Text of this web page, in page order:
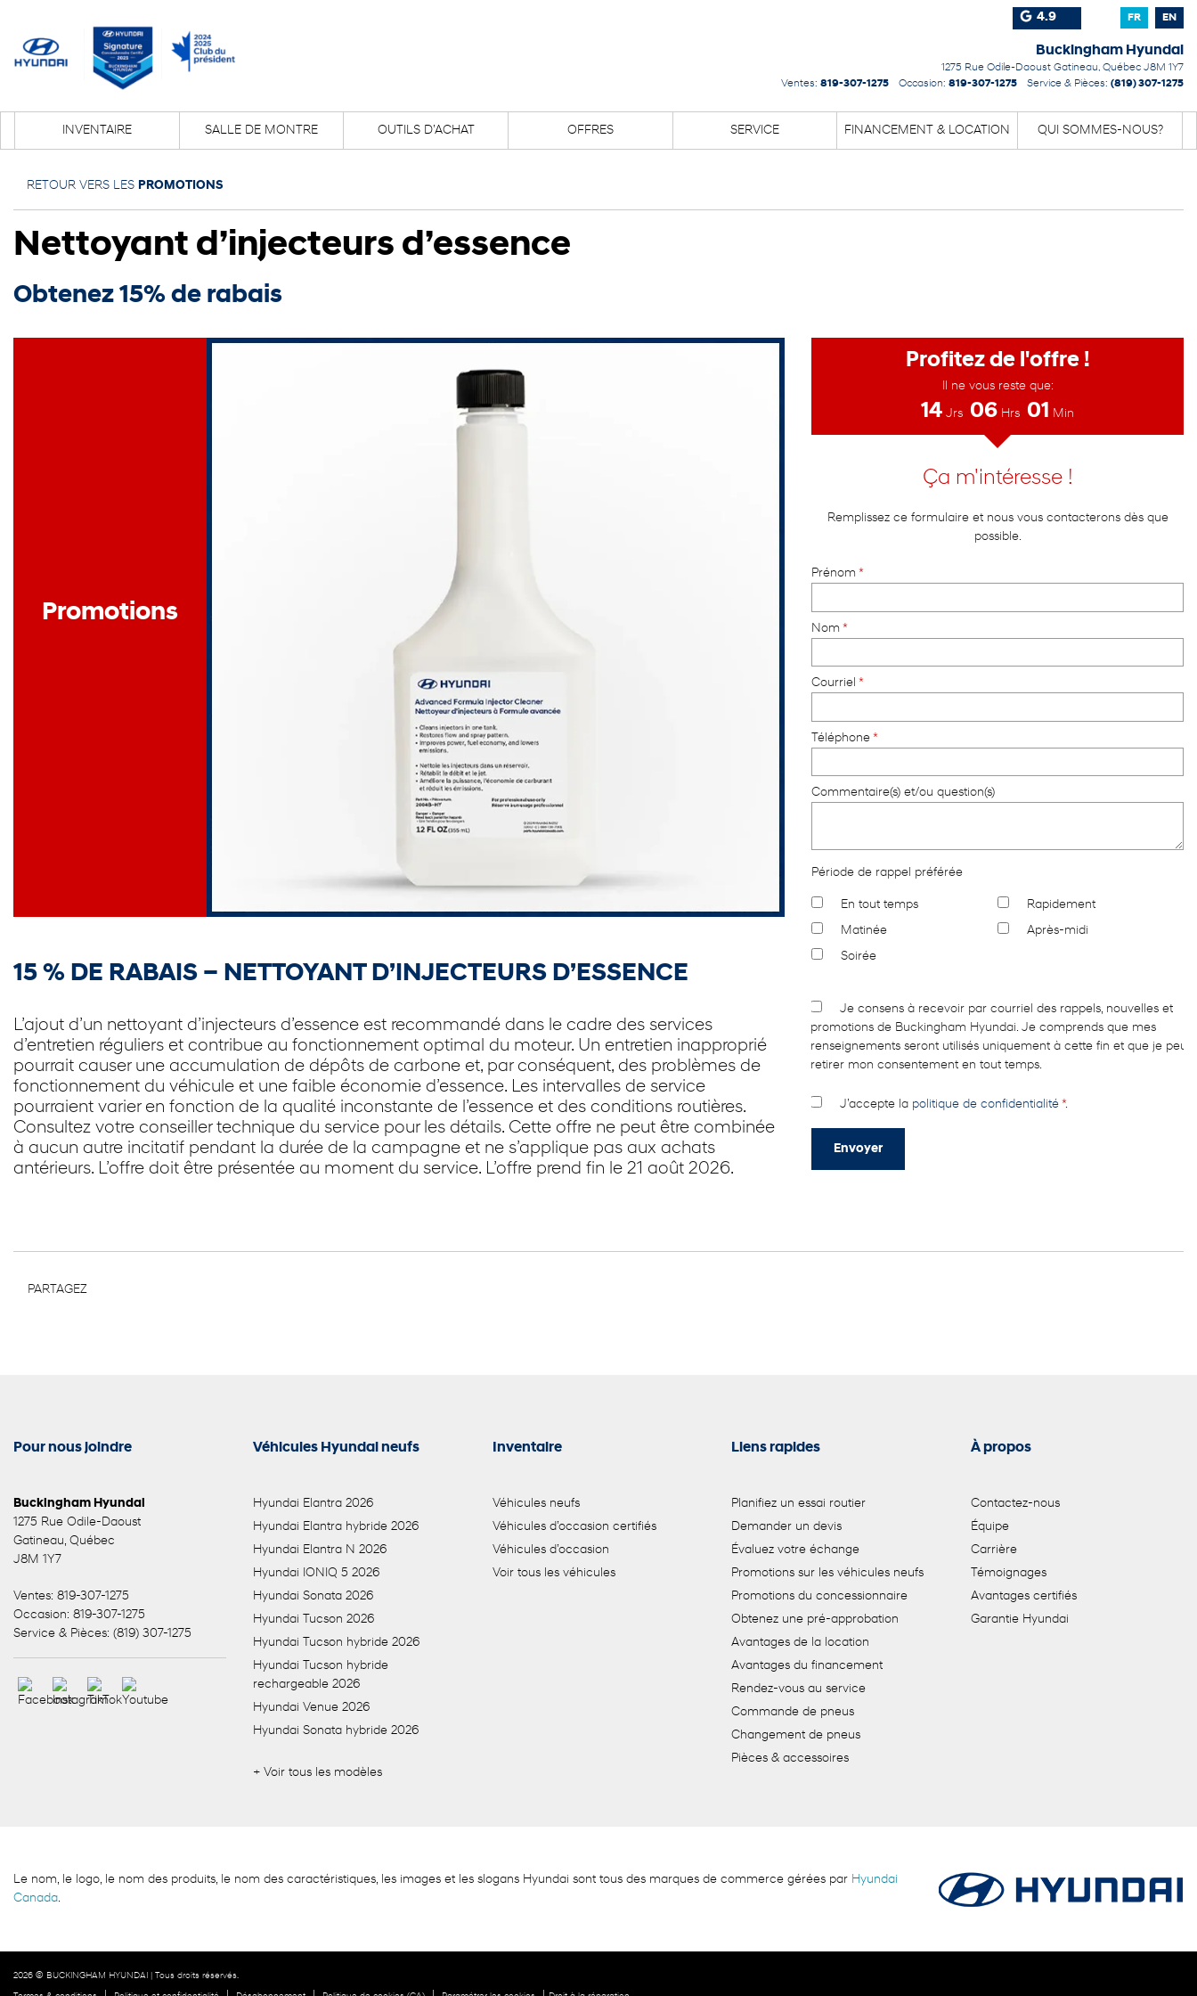
4.9 FR EN
Buckingham Hyundai
1275 Rue Odile-Daoust Gatineau, Québec J8M 1Y7
Ventes: 819-307-1275 Occasion: 819-307-1275 Service & Pièces: (819) 307-1275
INVENTAIRE SALLE DE MONTRE OUTILS D’ACHAT OFFRES SERVICE FINANCEMENT & LOCATION QUI SOMMES-NOUS?
RETOUR VERS LES PROMOTIONS
Nettoyant d’injecteurs d’essence
Obtenez 15% de rabais
Promotions
15 % DE RABAIS – NETTOYANT D’INJECTEURS D’ESSENCE
L’ajout d’un nettoyant d’injecteurs d’essence est recommandé dans le cadre des services
d’entretien réguliers et contribue au fonctionnement optimal du moteur. Un entretien inapproprié
pourrait causer une accumulation de dépôts de carbone et, par conséquent, des problèmes de
fonctionnement du véhicule et une faible économie d’essence. Les intervalles de service
pourraient varier en fonction de la qualité inconstante de l’essence et des conditions routières.
Consultez votre conseiller technique du service pour les détails. Cette offre ne peut être combinée
à aucun autre incitatif pendant la durée de la campagne et ne s’applique pas aux achats
antérieurs. L’offre doit être présentée au moment du service. L’offre prend fin le 21 août 2026.
Profitez de l'offre !
Il ne vous reste que:
14 Jrs 06 Hrs 01 Min
Ça m'intéresse !
Remplissez ce formulaire et nous vous contacterons dès que
possible.
Prénom *
Nom *
Courriel *
Téléphone *
Commentaire(s) et/ou question(s)
Période de rappel préférée
En tout temps
Rapidement
Matinée
Après-midi
Soirée
Je consens à recevoir par courriel des rappels, nouvelles et
promotions de Buckingham Hyundai. Je comprends que mes
renseignements seront utilisés uniquement à cette fin et que je peux
retirer mon consentement en tout temps.
J’accepte la politique de confidentialité *.
PARTAGEZ
Pour nous joindre
Buckingham Hyundai
1275 Rue Odile-Daoust
Gatineau, Québec
J8M 1Y7
Ventes: 819-307-1275
Occasion: 819-307-1275
Service & Pièces: (819) 307-1275
Véhicules Hyundai neufs
Hyundai Elantra 2026
Hyundai Elantra hybride 2026
Hyundai Elantra N 2026
Hyundai IONIQ 5 2026
Hyundai Sonata 2026
Hyundai Tucson 2026
Hyundai Tucson hybride 2026
Hyundai Tucson hybride
rechargeable 2026
Hyundai Venue 2026
Hyundai Sonata hybride 2026
+ Voir tous les modèles
Inventaire
Véhicules neufs
Véhicules d’occasion certifiés
Véhicules d’occasion
Voir tous les véhicules
Liens rapides
Planifiez un essai routier
Demander un devis
Évaluez votre échange
Promotions sur les véhicules neufs
Promotions du concessionnaire
Obtenez une pré-approbation
Avantages de la location
Avantages du financement
Rendez-vous au service
Commande de pneus
Changement de pneus
Pièces & accessoires
À propos
Contactez-nous
Équipe
Carrière
Témoignages
Avantages certifiés
Garantie Hyundai
Le nom, le logo, le nom des produits, le nom des caractéristiques, les images et les slogans Hyundai sont tous des marques de commerce gérées par Hyundai
Canada.
2026 © BUCKINGHAM HYUNDAI | Tous droits réservés.